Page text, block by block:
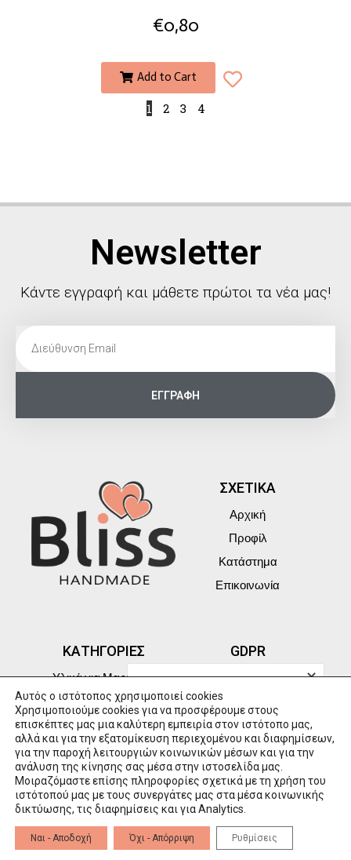
€0,80
Add to Cart
1 2 3 4
Newsletter
Κάντε εγγραφή και μάθετε πρώτοι τα νέα μας!
ΕΓΓΡΑΦΗ
ΣΧΕΤΙΚΑ
Αρχική
Προφίλ
Κατάστημα
Επικοινωνία
ΚΑΤΗΓΟΡΙΕΣ
Υλικά για Μαρτάκια
Ξύλινα διακοσμητικά
Χριστουγεννιάτικα γούρια
Μαρτάκια
GDPR
GDPR
Πολιτική Cookies
Πολιτική Απορρήτου
Προσωπικά Δεδομένα
Τρόποι Πληρωμής
powered by GSQUARED (aka GxG)
✕
Αυτός ο ιστότοπος χρησιμοποιεί cookies
Χρησιμοποιούμε cookies για να προσφέρουμε στους
επισκέπτες μας μια καλύτερη εμπειρία στον ιστότοπο μας,
αλλά και για την εξατομίκευση περιεχομένου και διαφημίσεων,
για την παροχή λειτουργιών κοινωνικών μέσων και για την
ανάλυση της κίνησης σας μέσα στην ιστοσελίδα μας.
Μοιραζόμαστε επίσης πληροφορίες σχετικά με τη χρήση του
ιστότοπού μας με τους συνεργάτες μας στα μέσα κοινωνικής
δικτύωσης, τις διαφημίσεις και για Analytics.
Ναι - Αποδοχή Όχι - Απόρριψη Ρυθμίσεις